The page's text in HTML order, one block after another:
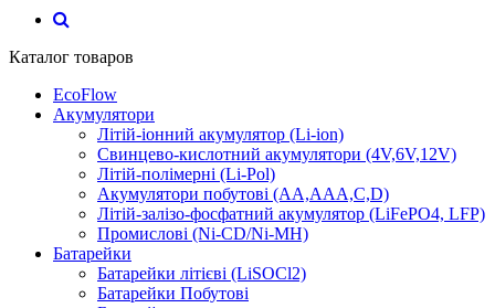
Каталог товаров
EcoFlow
Акумулятори
Літій-іонний акумулятор (Li-ion)
Свинцево-кислотний акумулятори (4V,6V,12V)
Літій-полімерні (Li-Pol)
Акумулятори побутові (AA,AAA,C,D)
Літій-залізо-фосфатний акумулятор (LiFePO4, LFP)
Промислові (Ni-CD/Ni-MH)
Батарейки
Батарейки літієві (LiSOCl2)
Батарейки Побутові